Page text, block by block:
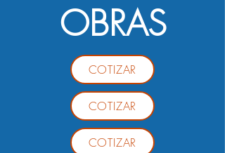
OBRAS
COTIZAR
COTIZAR
COTIZAR